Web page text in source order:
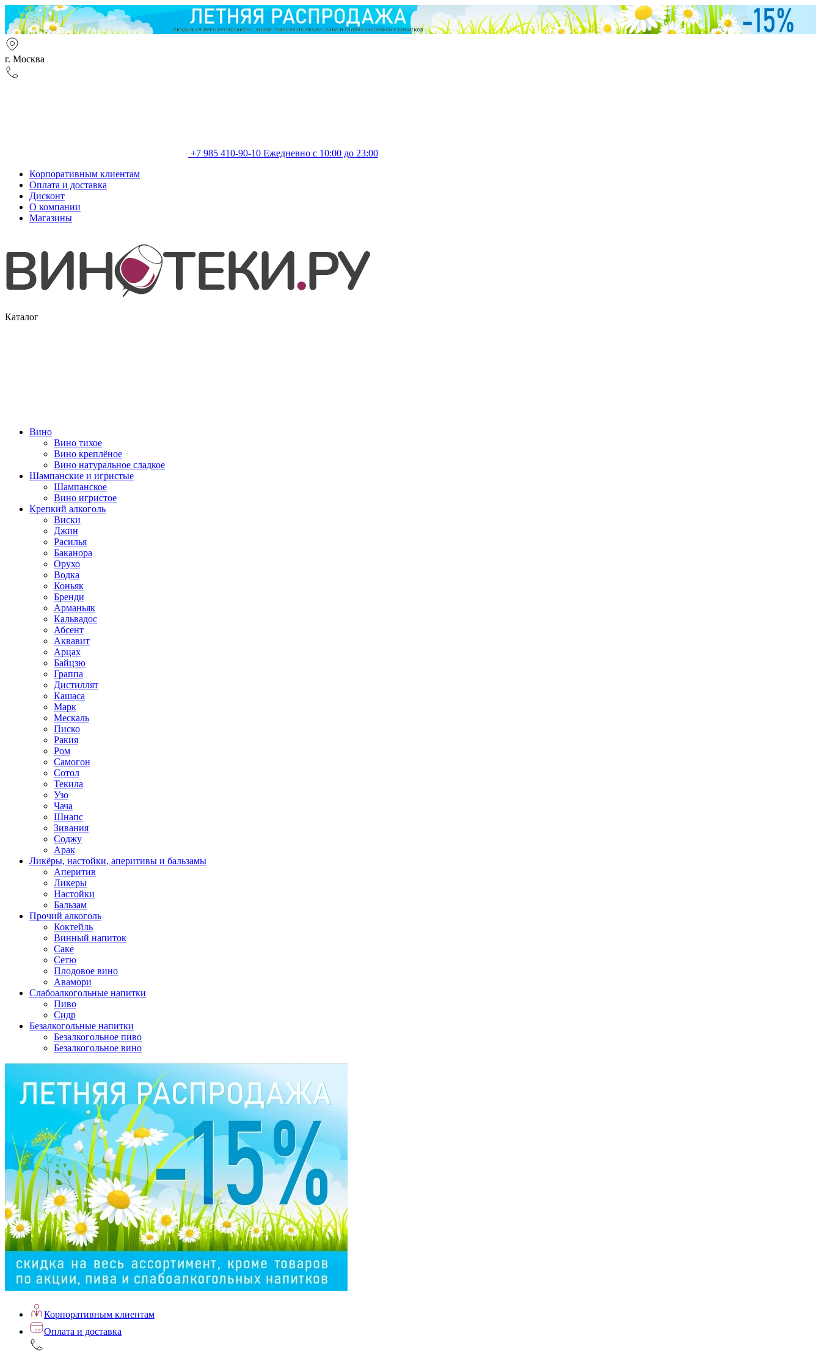
г. Москва
+7 985 410-90-10 Ежедневно с 10:00 до 23:00
Корпоративным клиентам
Оплата и доставка
Дисконт
О компании
Магазины
Каталог
Вино
Вино тихое
Вино креплёное
Вино натуральное сладкое
Шампанские и игристые
Шампанское
Вино игристое
Крепкий алкоголь
Виски
Джин
Расилья
Баканора
Орухо
Водка
Коньяк
Бренди
Арманьяк
Кальвадос
Абсент
Аквавит
Арцах
Байцзю
Граппа
Дистиллят
Кашаса
Марк
Мескаль
Писко
Ракия
Ром
Самогон
Сотол
Текила
Узо
Чача
Шнапс
Зивания
Соджу
Арак
Ликёры, настойки, аперитивы и бальзамы
Аперитив
Ликеры
Настойки
Бальзам
Прочий алкоголь
Коктейль
Винный напиток
Саке
Сетю
Плодовое вино
Авамори
Слабоалкогольные напитки
Пиво
Сидр
Безалкогольные напитки
Безалкогольное пиво
Безалкогольное вино
Корпоративным клиентам
Оплата и доставка